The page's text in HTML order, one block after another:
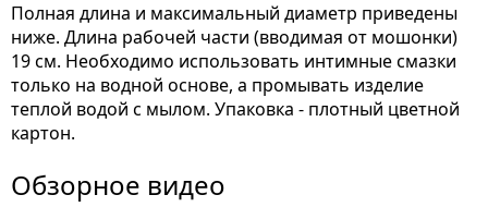
Полная длина и максимальный диаметр приведены
ниже. Длина рабочей части (вводимая от мошонки)
19 см. Необходимо использовать интимные смазки
только на водной основе, а промывать изделие
теплой водой с мылом. Упаковка - плотный цветной
картон.
Обзорное видео